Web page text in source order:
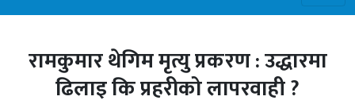
रामकुमार थेगिम मृत्यु प्रकरण : उद्धारमा
ढिलाइ कि प्रहरीको लापरवाही ?